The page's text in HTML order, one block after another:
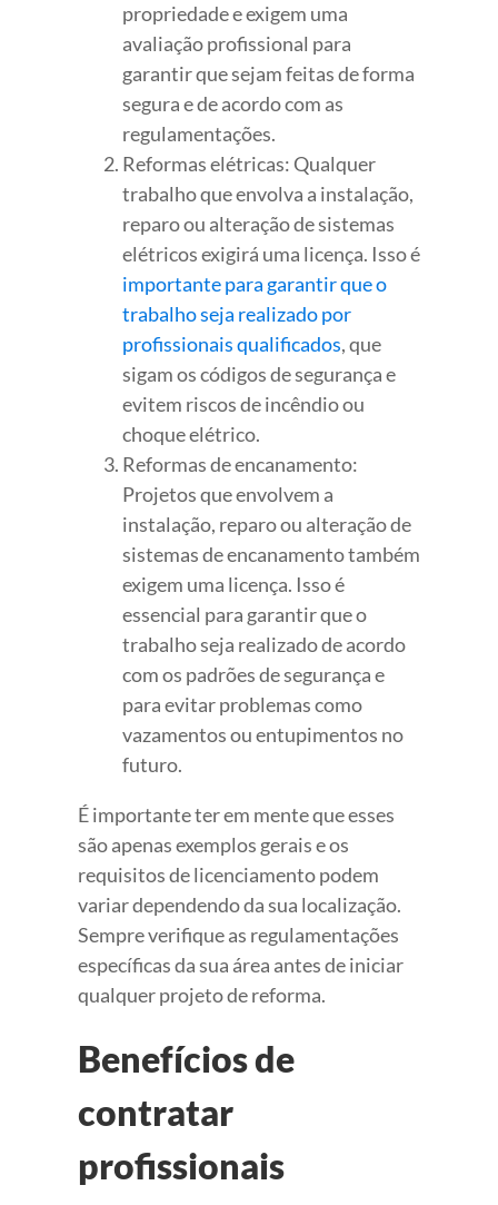
propriedade e exigem uma
avaliação profissional para
garantir que sejam feitas de forma
segura e de acordo com as
regulamentações.
Reformas elétricas: Qualquer
trabalho que envolva a instalação,
reparo ou alteração de sistemas
elétricos exigirá uma licença. Isso é
importante para garantir que o
trabalho seja realizado por
profissionais qualificados, que
sigam os códigos de segurança e
evitem riscos de incêndio ou
choque elétrico.
Reformas de encanamento:
Projetos que envolvem a
instalação, reparo ou alteração de
sistemas de encanamento também
exigem uma licença. Isso é
essencial para garantir que o
trabalho seja realizado de acordo
com os padrões de segurança e
para evitar problemas como
vazamentos ou entupimentos no
futuro.
É importante ter em mente que esses
são apenas exemplos gerais e os
requisitos de licenciamento podem
variar dependendo da sua localização.
Sempre verifique as regulamentações
específicas da sua área antes de iniciar
qualquer projeto de reforma.
Benefícios de
contratar
profissionais